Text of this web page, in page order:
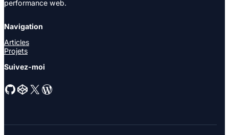
performance web.
Navigation
Articles
Projets
Suivez-moi
GitHub CodePen X WordPress